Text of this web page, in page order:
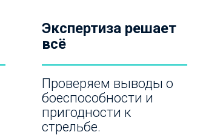
Экспертиза решает
всё
Проверяем выводы о
боеспособности и
пригодности к
стрельбе.